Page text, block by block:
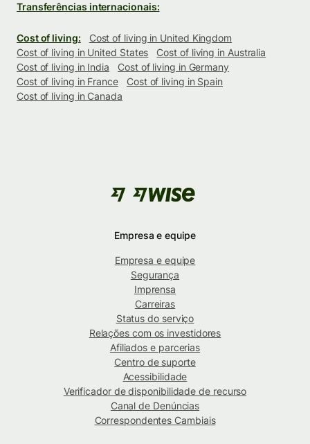
Transferências internacionais:
Cost of living:
Cost of living in United Kingdom
Cost of living in United States
Cost of living in Australia
Cost of living in India
Cost of living in Germany
Cost of living in France
Cost of living in Spain
Cost of living in Canada
Empresa e equipe
Empresa e equipe
Segurança
Imprensa
Carreiras
Status do serviço
Relações com os investidores
Afiliados e parcerias
Centro de suporte
Acessibilidade
Verificador de disponibilidade de recurso
Canal de Denúncias
Correspondentes Cambiais